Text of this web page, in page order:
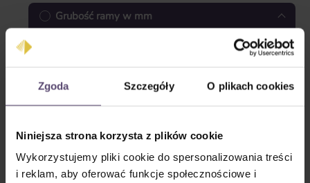
Zgoda Szczegóły O plikach cookies
Niniejsza strona korzysta z plików cookie
Wykorzystujemy pliki cookie do spersonalizowania treści
i reklam, aby oferować funkcje społecznościowe i
Grubość ramy w mm
3 mm 5 mm